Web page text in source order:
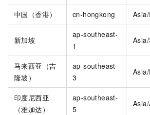
中国（香港） cn-hongkong
新加坡
ap-southeast-
1
马来西亚（吉
隆坡）
ap-southeast-
3
印度尼西亚
（雅加达）
ap-southeast-
5